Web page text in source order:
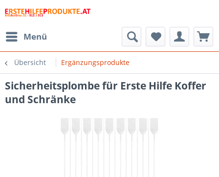
Menü
Übersicht Ergänzungsprodukte
Sicherheitsplombe für Erste Hilfe Koffer
und Schränke